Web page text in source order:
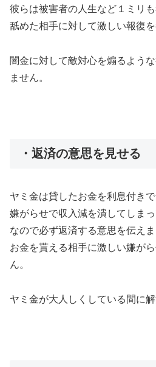
彼らは被害者の人生など１ミリも
舐めた相手に対して激しい報復を
闇金に対して敵対心を煽るよう
ません。
・返済の意思を見せる
ヤミ金は貸したお金を利息付き
嫌がらせで収入減を潰してしまっ
なので必ず返済する意思を伝えま
お金を貰える相手に激しい嫌が
ん。
ヤミ金が大人しくしている間に